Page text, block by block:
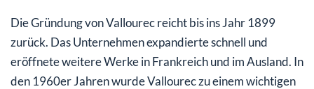
Die Gründung von Vallourec reicht bis ins Jahr 1899
zurück. Das Unternehmen expandierte schnell und
eröffnete weitere Werke in Frankreich und im Ausland. In
den 1960er Jahren wurde Vallourec zu einem wichtigen